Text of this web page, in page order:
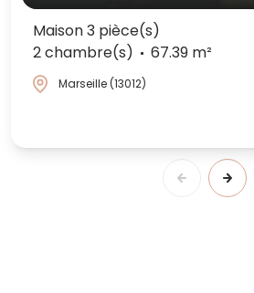
Maison 3 pièce(s)
2 chambre(s)
67.39 m²
Marseille (13012)